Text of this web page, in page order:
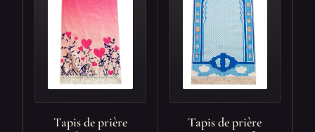
Tapis de prière
Tapis de prière